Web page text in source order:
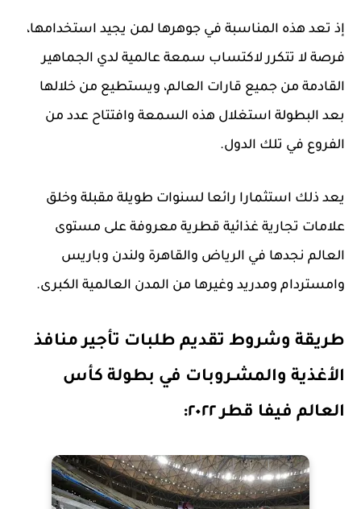
إذ تعد هذه المناسبة في جوهرها لمن يجيد استخدامها،
فرصة لا تتكرر لاكتساب سمعة عالمية لدي الجماهير
القادمة من جميع قارات العالم، ويستطيع من خلالها
بعد البطولة استغلال هذه السمعة وافتتاح عدد من
الفروع في تلك الدول.
يعد ذلك استثمارا رائعا لسنوات طويلة مقبلة وخلق
علامات تجارية غذائية قطرية معروفة على مستوى
العالم نجدها في الرياض والقاهرة ولندن وباريس
وامستردام ومدريد وغيرها من المدن العالمية الكبرى.
طريقة وشروط تقديم طلبات تأجير منافذ
الأغذية والمشـروبات في بطولة كأس
العالم فيفا قطر ٢٠٢٢: